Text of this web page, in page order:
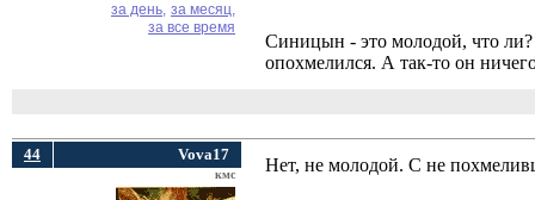
за день, за месяц,
за все время
Синицын - это молодой, что
опохмелился. А так-то он
44 Vova17
кмс Нет, не молодой. С не